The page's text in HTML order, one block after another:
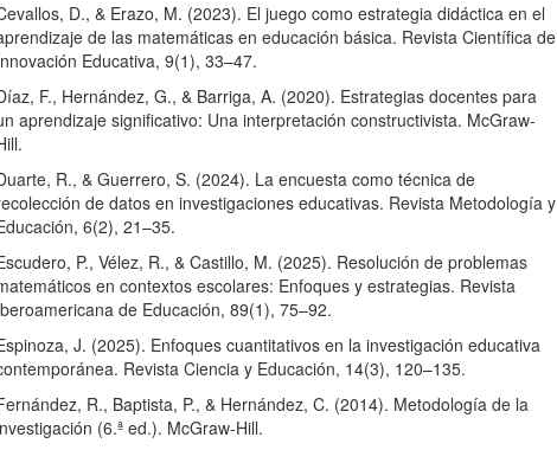
D., & Erazo, M. (2023). El juego como estrategia didáctica en el
de las matemáticas en educación básica. Revista Científica de
Educativa, 9(1), 33–47.
F., Hernández, G., & Barriga, A. (2020). Estrategias docentes para
aprendizaje significativo: Una interpretación constructivista. McGraw-
R., & Guerrero, S. (2024). La encuesta como técnica de
de datos en investigaciones educativas. Revista Metodología y
6(2), 21–35.
P., Vélez, R., & Castillo, M. (2025). Resolución de problemas
en contextos escolares: Enfoques y estrategias. Revista
de Educación, 89(1), 75–92.
J. (2025). Enfoques cuantitativos en la investigación educativa
Revista Ciencia y Educación, 14(3), 120–135.
R., Baptista, P., & Hernández, C. (2014). Metodología de la
(6.ª ed.). McGraw-Hill.